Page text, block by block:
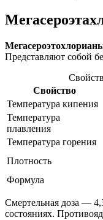
Представляют собой
Свойство
Температура кипения
Температура
плавления
Температура горения
Плотность
Формула
Смертельная доза —
состояниях.